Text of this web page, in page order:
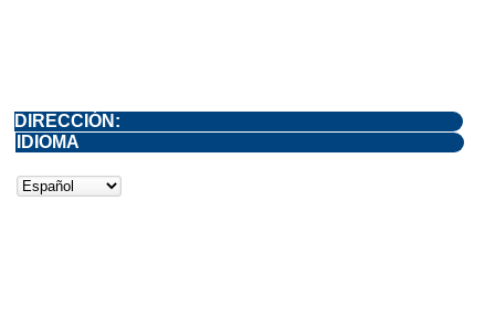
DIRECCIÓN:
IDIOMA